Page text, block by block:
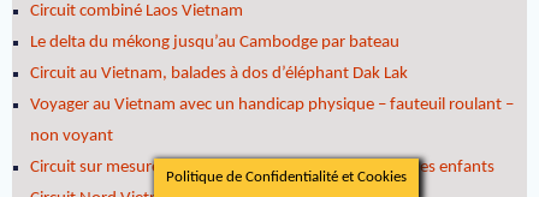
Circuit combiné Laos Vietnam
Le delta du mékong jusqu’au Cambodge par bateau
Circuit au Vietnam, balades à dos d’éléphant Dak Lak
Voyager au Vietnam avec un handicap physique – fauteuil roulant –
non voyant
Circuit sur mesure Vietnam, 4 semaines famille et jeunes enfants
Politique de Confidentialité et Cookies